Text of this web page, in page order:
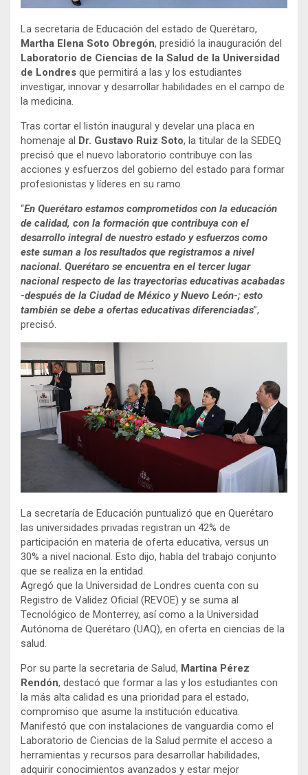
La secretaria de Educación del estado de Querétaro,
Martha Elena Soto Obregón, presidió la inauguración del
Laboratorio de Ciencias de la Salud de la Universidad
de Londres que permitirá a las y los estudiantes
investigar, innovar y desarrollar habilidades en el campo de
la medicina.
Tras cortar el listón inaugural y develar una placa en
homenaje al Dr. Gustavo Ruiz Soto, la titular de la SEDEQ
precisó que el nuevo laboratorio contribuye con las
acciones y esfuerzos del gobierno del estado para formar
profesionistas y líderes en su ramo.
“En Querétaro estamos comprometidos con la educación
de calidad, con la formación que contribuya con el
desarrollo integral de nuestro estado y esfuerzos como
este suman a los resultados que registramos a nivel
nacional. Querétaro se encuentra en el tercer lugar
nacional respecto de las trayectorias educativas acabadas
-después de la Ciudad de México y Nuevo León-; esto
también se debe a ofertas educativas diferenciadas”,
precisó.
La secretaría de Educación puntualizó que en Querétaro
las universidades privadas registran un 42% de
participación en materia de oferta educativa, versus un
30% a nivel nacional. Esto dijo, habla del trabajo conjunto
que se realiza en la entidad.
Agregó que la Universidad de Londres cuenta con su
Registro de Validez Oficial (REVOE) y se suma al
Tecnológico de Monterrey, así como a la Universidad
Autónoma de Querétaro (UAQ), en oferta en ciencias de la
salud.
Por su parte la secretaria de Salud, Martina Pérez
Rendón, destacó que formar a las y los estudiantes con
la más alta calidad es una prioridad para el estado,
compromiso que asume la institución educativa.
Manifestó que con instalaciones de vanguardia como el
Laboratorio de Ciencias de la Salud permite el acceso a
herramientas y recursos para desarrollar habilidades,
adquirir conocimientos avanzados y estar mejor